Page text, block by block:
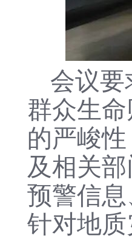
会议
群众生
的严峻
及相关
预警信
针对地